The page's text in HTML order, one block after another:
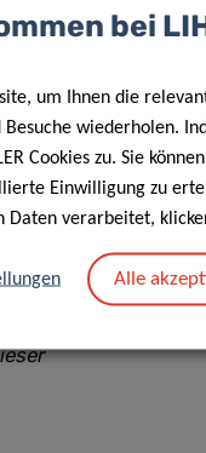
Bedarf an
schließen lässt.
die auch
den
für
bei
um Ihnen die
wiederholen.
Cookies zu. Sie
Einwilligung zu
Daten verarbeitet,
Alle